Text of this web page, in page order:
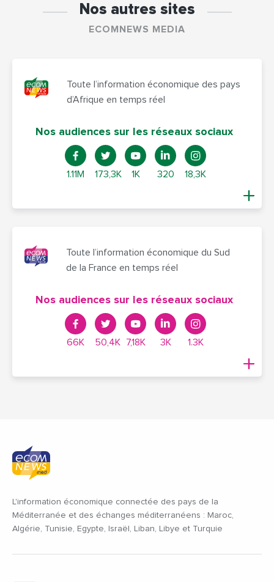
Nos autres sites
ECOMNEWS MEDIA
Toute l’information économique des pays
d’Afrique en temps réel
Nos audiences sur les réseaux sociaux
1.11M 173,3K 1K 320 18,3K
Toute l’information économique du Sud
de la France en temps réel
Nos audiences sur les réseaux sociaux
66K 50,4K 7,18K 3K 1.3K
L'information économique connectée des pays de la
Méditerranée et des échanges méditerranéens : Maroc,
Algérie, Tunisie, Egypte, Israël, Liban, Libye et Turquie